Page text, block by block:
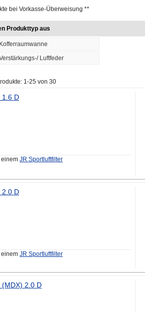
bei Vorkasse-Überweisung **
Produkttyp aus
Kofferraumwanne
Luftfeder
1-25 von 30
1.6 D
einem JR Sportluftfilter
2.0 D
einem JR Sportluftfilter
(MDX) 2.0 D